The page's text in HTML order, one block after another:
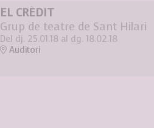
EL CRÈDIT
Grup de teatre de Sant Hilari
Del dj. 25.01.18 al dg. 18.02.18
Auditori